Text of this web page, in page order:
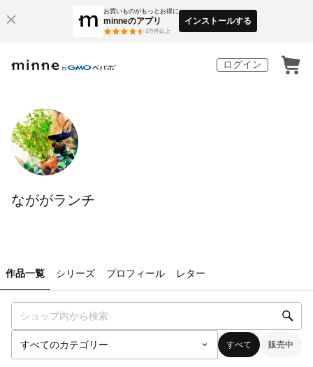
お買いものがもっとお得に
minneのアプリ
3万件以上
インストールする
ログイン
なががランチ
作品一覧 シリーズ プロフィール レター
すべて 販売中